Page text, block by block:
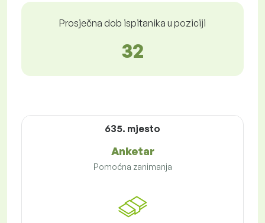
Prosječna dob ispitanika u poziciji
32
635. mjesto
Anketar
Pomoćna zanimanja